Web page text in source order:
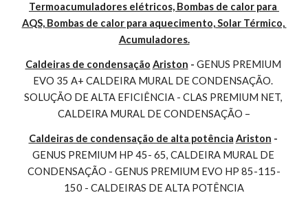
Termoacumuladores elétricos, Bombas de calor para
AQS, Bombas de calor para aquecimento, Solar Térmico,
Acumuladores.
Caldeiras de condensação Ariston - GENUS PREMIUM
EVO 35 A+ CALDEIRA MURAL DE CONDENSAÇÃO.
SOLUÇÃO DE ALTA EFICIÊNCIA - CLAS PREMIUM NET,
CALDEIRA MURAL DE CONDENSAÇÃO –
Caldeiras de condensação de alta potência Ariston
GENUS PREMIUM HP 45- 65, CALDEIRA MURAL DE
CONDENSAÇÃO - GENUS PREMIUM EVO HP 85-115-
150 - CALDEIRAS DE ALTA POTÊNCIA